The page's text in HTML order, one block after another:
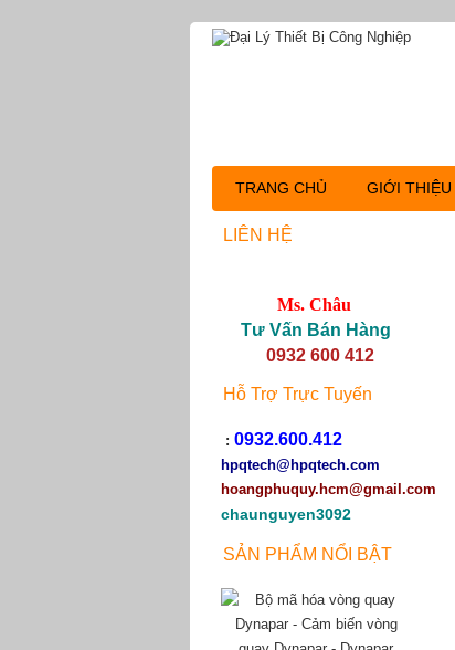
LIÊN HỆ
Ms. Châu
Tư Vấn Bán Hàng
0932 600 412
Hỗ Trợ Trực Tuyến
: 0932.600.412
hpqtech@hpqtech.com
hoangphuquy.hcm@gmail.com
chaunguyen3092
SẢN PHẨM NỔI BẬT
TRANG CHỦ GIỚI THIỆU